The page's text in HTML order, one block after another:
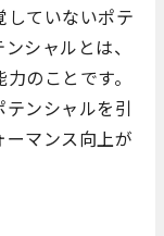
していないポテ
シャルとは、
のことです。
ンシャルを引
ーマンス向上が